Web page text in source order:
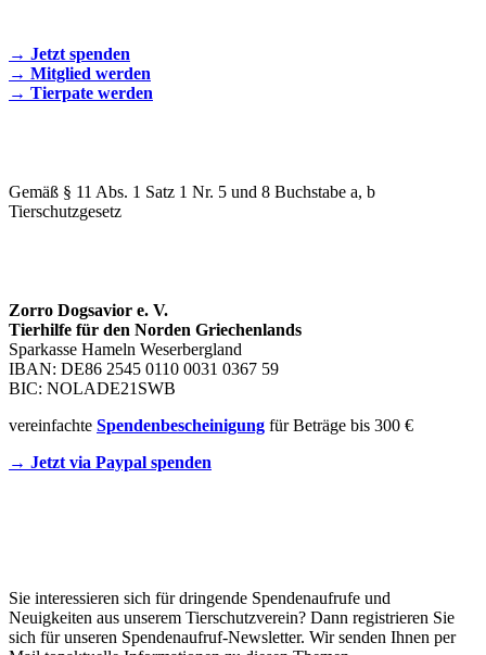
→ Jetzt spenden
→ Mitglied werden
→ Tierpate werden
Gemäß § 11 Abs. 1 Satz 1 Nr. 5 und 8 Buchstabe a, b
Tierschutzgesetz
Zorro Dogsavior e. V.
Tierhilfe für den Norden Griechenlands
Sparkasse Hameln Weserbergland
IBAN: DE86 2545 0110 0031 0367 59
BIC: NOLADE21SWB
vereinfachte Spendenbescheinigung für Beträge bis 300 €
→ Jetzt via Paypal spenden
Sie interessieren sich für dringende Spendenaufrufe und
Neuigkeiten aus unserem Tierschutzverein? Dann registrieren Sie
sich für unseren Spendenaufruf-Newsletter. Wir senden Ihnen per